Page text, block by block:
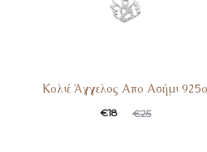
Κολιέ Άγγελος Απο Ασήμι 925ο
€25
€18